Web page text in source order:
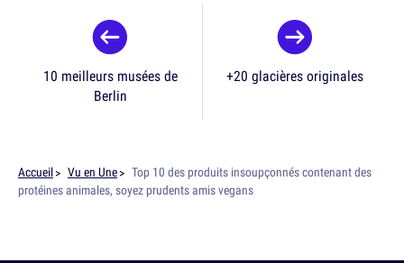
10 meilleurs musées de
Berlin
+20 glacières originales
Accueil Vu en Une
Top 10 des produits insoupçonnés contenant des
protéines animales, soyez prudents amis vegans